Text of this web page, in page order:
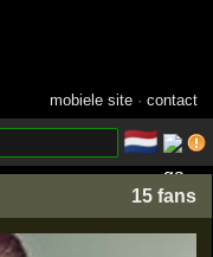
mobiele site ·contact
🇳🇱
15 fans